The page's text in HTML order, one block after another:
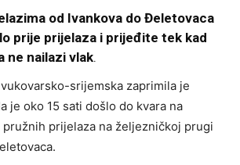
od Ivankova do Đeletovaca
prije prijelaza i prijeđite tek kad
ne nailazi vlak.
srijemska zaprimila je
je oko 15 sati došlo do kvara na
pružnih prijelaza na željezničkoj prugi